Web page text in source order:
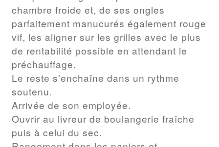
chambre froide et, de ses ongles
parfaitement manucurés également rouge
vif, les aligner sur les grilles avec le plus
de rentabilité possible en attendant le
préchauffage.
Le reste s’enchaîne dans un rythme
soutenu.
Arrivée de son employée.
Ouvrir au livreur de boulangerie fraîche
puis à celui du sec.